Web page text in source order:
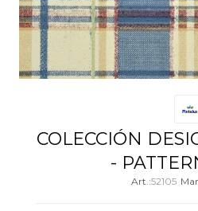
COLECCIÓN
-
52105